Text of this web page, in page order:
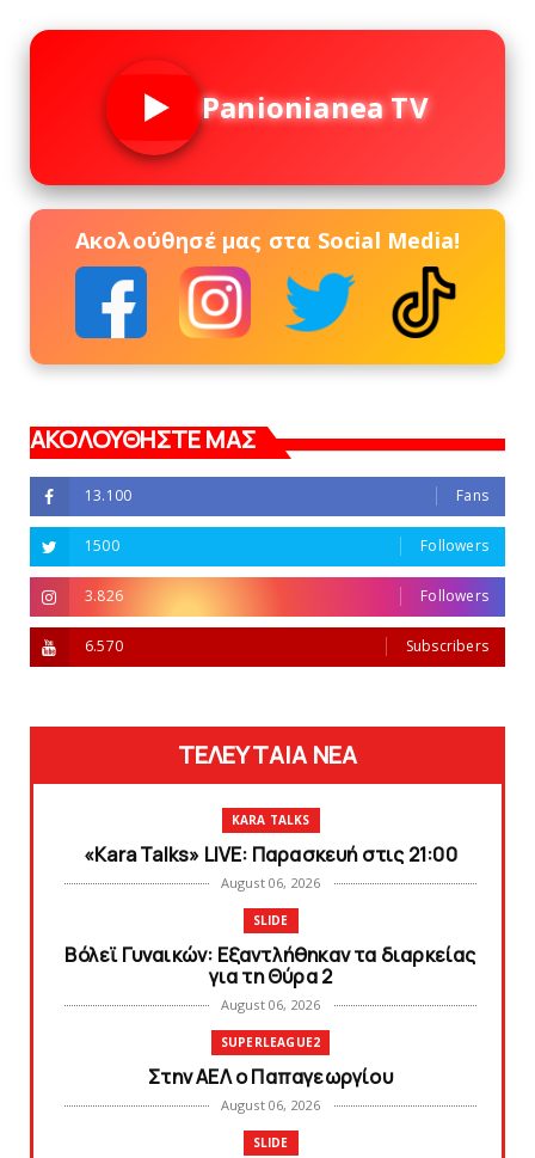
Panionianea TV
Ακολούθησέ μας στα Social Media!
ΑΚΟΛΟΥΘΗΣΤΕ ΜΑΣ
13.100 Fans
1500 Followers
3.826 Followers
6.570 Subscribers
ΤΕΛΕΥΤΑΙΑ ΝΕΑ
KARA TALKS
«Kara Talks» LIVE: Παρασκευή στις 21:00
August 06, 2026
SLIDE
Bόλεϊ Γυναικών: Εξαντλήθηκαν τα διαρκείας
για τη Θύρα 2
August 06, 2026
SUPERLEAGUE2
Στην AEΛ ο Παπαγεωργίου
August 06, 2026
SLIDE